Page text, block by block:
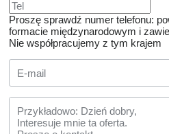
Proszę sprawdź numer telefonu:
formacie międzynarodowym i
Nie współpracujemy z tym krajem